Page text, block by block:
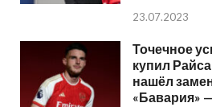
23.07.2023
Точечное
купил
нашёл
«Бавария»